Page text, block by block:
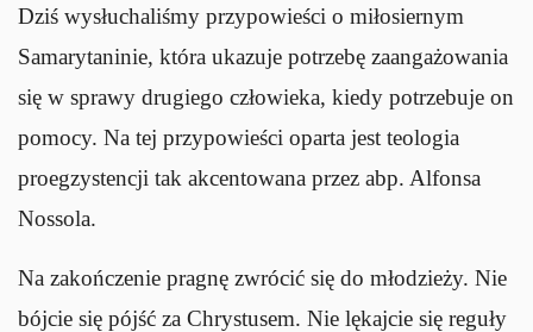
Dziś wysłuchaliśmy przypowieści o miłosiernym
Samarytaninie, która ukazuje potrzebę zaangażowania
się w sprawy drugiego człowieka, kiedy potrzebuje on
pomocy. Na tej przypowieści oparta jest teologia
proegzystencji tak akcentowana przez abp. Alfonsa
Nossola.
Na zakończenie pragnę zwrócić się do młodzieży. Nie
bójcie się pójść za Chrystusem. Nie lękajcie się reguły